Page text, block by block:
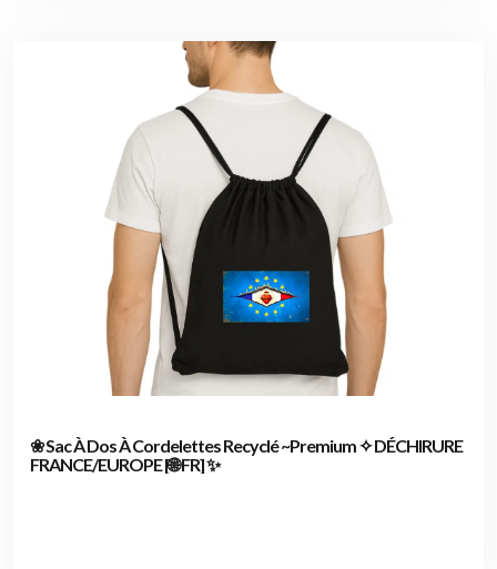
❀ Sac À Dos À Cordelettes Recyclé ~Premium ✧ DÉCHIRURE
FRANCE/EUROPE [🌐 FR] ✨